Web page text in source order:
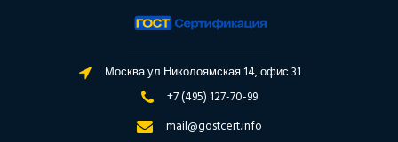
Москва ул Николоямская 14, офис 31
+7 (495) 127-70-99
mail@gostcert.info